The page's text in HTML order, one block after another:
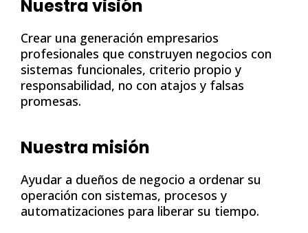
Nuestra visión
Crear una generación empresarios
profesionales que construyen negocios con
sistemas funcionales, criterio propio y
responsabilidad, no con atajos y falsas
promesas.
Nuestra misión
Ayudar a dueños de negocio a ordenar su
operación con sistemas, procesos y
automatizaciones para liberar su tiempo.